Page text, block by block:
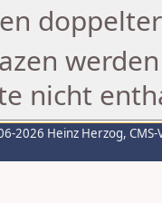
nicht
2026 Heinz Herzog,